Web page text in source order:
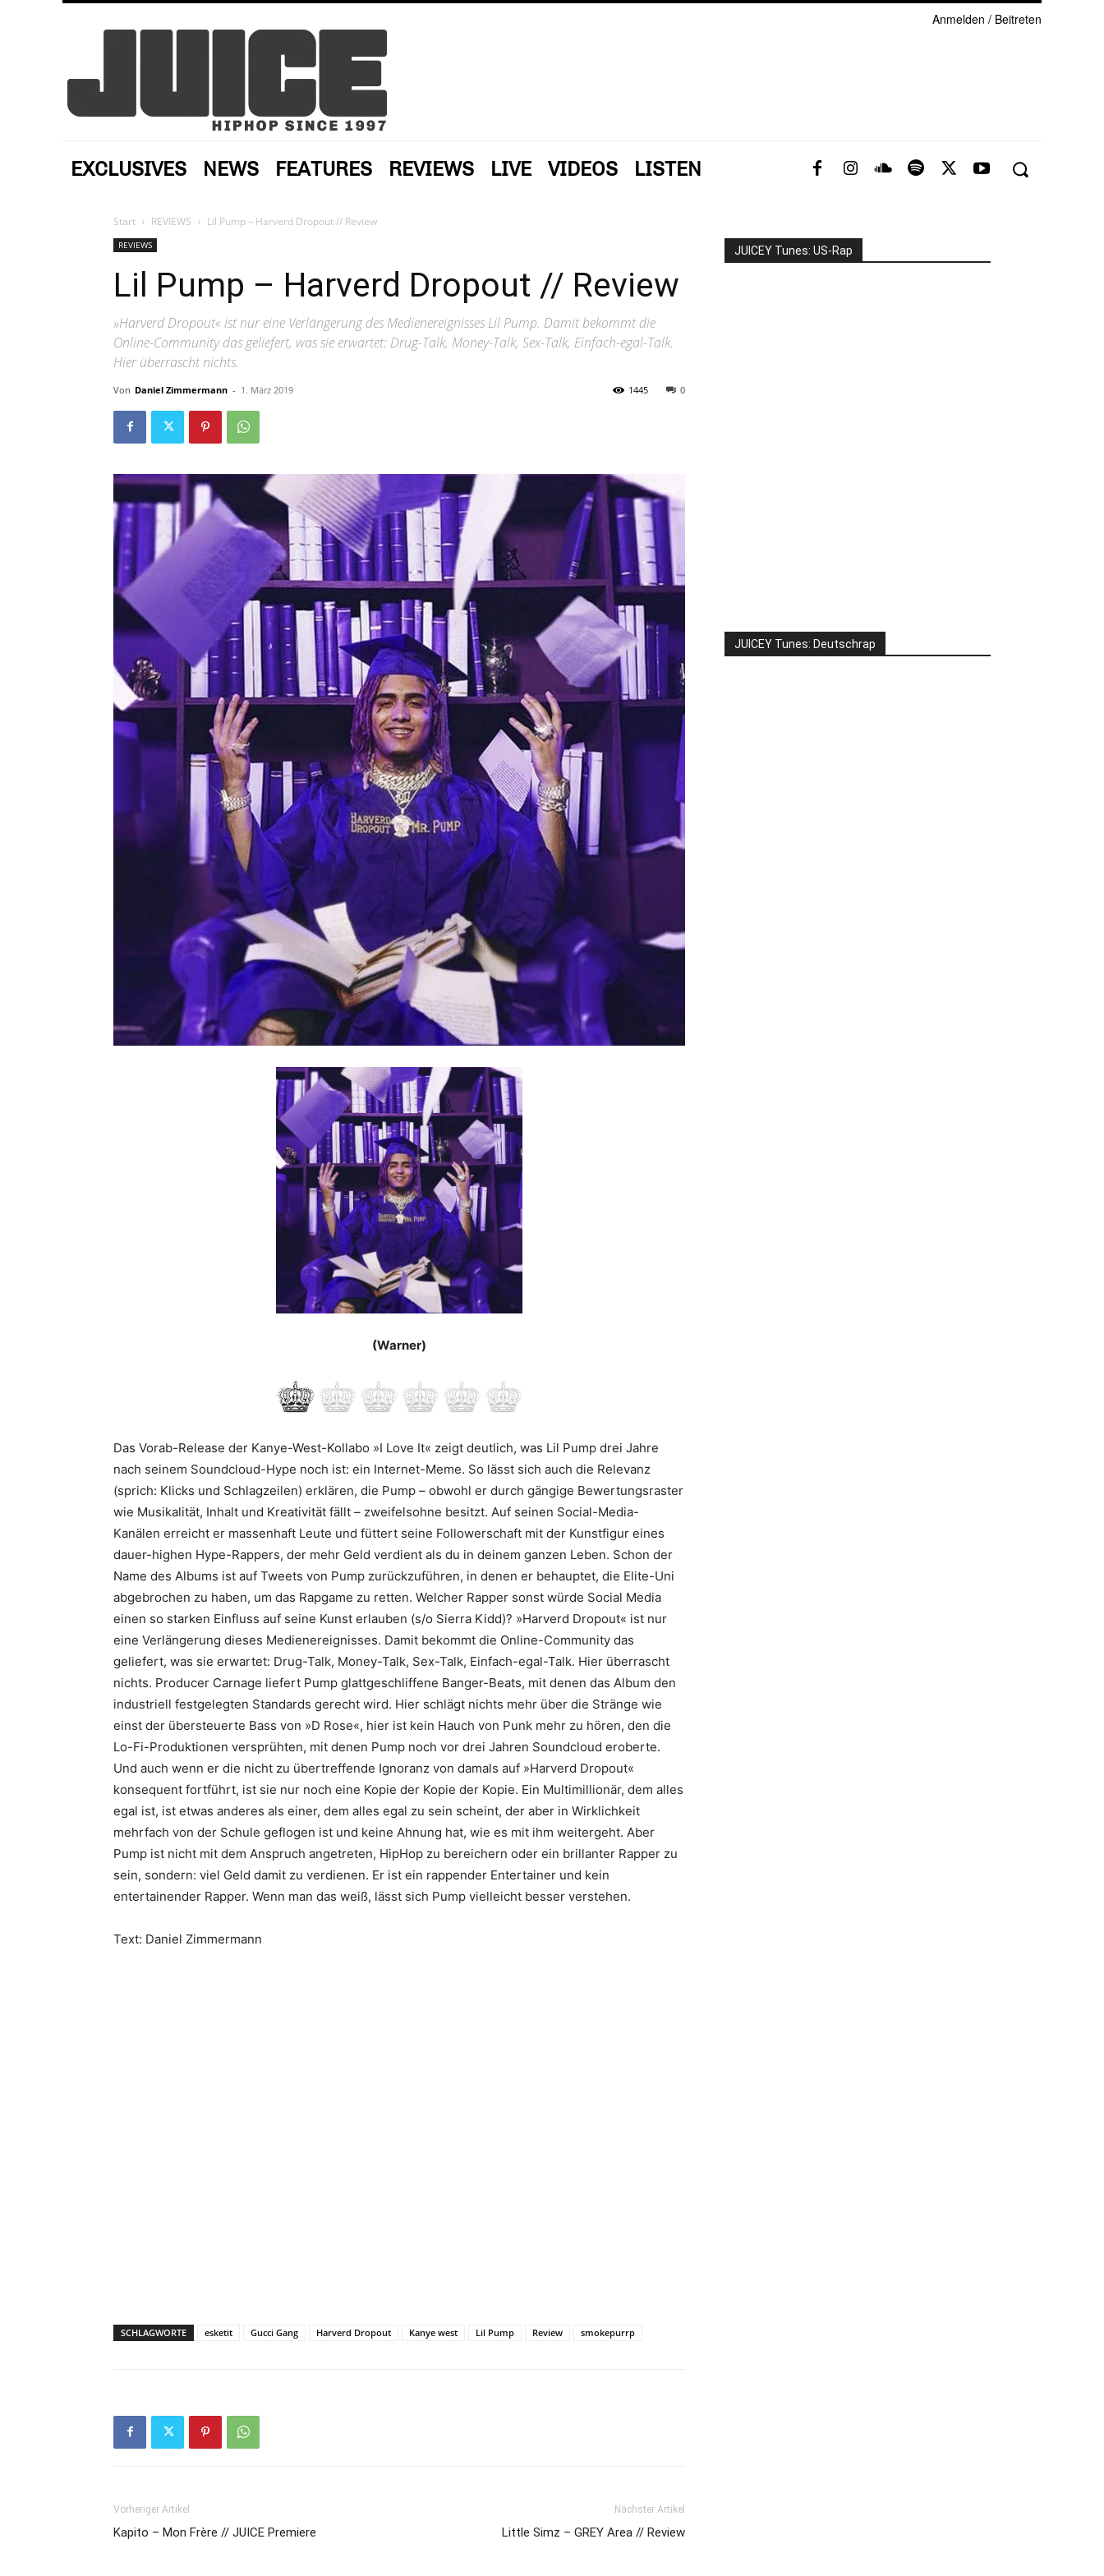
Anmelden / Beitreten
EXCLUSIVES NEWS FEATURES REVIEWS LIVE VIDEOS LISTEN
Start REVIEWS Lil Pump – Harverd Dropout // Review
REVIEWS
Lil Pump – Harverd Dropout // Review
»Harverd Dropout« ist nur eine Verlängerung des Medienereignisses Lil Pump. Damit bekommt die
Online-Community das geliefert, was sie erwartet: Drug-Talk, Money-Talk, Sex-Talk, Einfach-egal-Talk.
Hier überrascht nichts.
Von Daniel Zimmermann - 1. März 2019 0
1445
(Warner)
Das Vorab-Release der Kanye-West-Kollabo »I Love It« zeigt deutlich, was Lil Pump drei Jahre
nach seinem Soundcloud-Hype noch ist: ein Internet-Meme. So lässt sich auch die Relevanz
(sprich: Klicks und Schlagzeilen) erklären, die Pump – obwohl er durch gängige Bewertungsraster
wie Musikalität, Inhalt und Kreativität fällt – zweifelsohne besitzt. Auf seinen Social-­Media-
Kanälen erreicht er massenhaft Leute und füttert seine Followerschaft mit der Kunstfigur eines
dauer-highen Hype-Rappers, der mehr Geld verdient als du in deinem ganzen Leben. Schon der
Name des Albums ist auf Tweets von Pump zurückzuführen, in denen er behauptet, die Elite-Uni
abgebrochen zu haben, um das Rapgame zu retten. Welcher Rapper sonst würde Social Media
einen so starken Einfluss auf seine Kunst erlauben (s/o Sierra Kidd)? »Harverd Dropout« ist nur
eine Verlängerung dieses Medienereignisses. Damit bekommt die Online-Community das
geliefert, was sie erwartet: Drug-Talk, Money-Talk, Sex-Talk, Einfach-egal-Talk. Hier überrascht
nichts. Producer Carnage liefert Pump glattge­schliffene Banger-Beats, mit denen das Album den
industriell festgelegten Standards gerecht wird. Hier schlägt nichts mehr über die Stränge wie
einst der übersteuerte Bass von »D Rose«, hier ist kein Hauch von Punk mehr zu hören, den die
Lo-Fi-Produktionen versprühten, mit denen Pump noch vor drei Jahren Soundcloud eroberte.
Und auch wenn er die nicht zu übertreffende Ignoranz von damals auf »Harverd Dropout«
konsequent fortführt, ist sie nur noch eine Kopie der Kopie der Kopie. Ein Multimillionär, dem alles
egal ist, ist etwas anderes als einer, dem alles egal zu sein scheint, der aber in Wirklichkeit
mehrfach von der Schule geflogen ist und keine Ahnung hat, wie es mit ihm weitergeht. Aber
Pump ist nicht mit dem Anspruch angetreten, HipHop zu bereichern oder ein brillanter Rapper zu
sein, sondern: viel Geld damit zu verdienen. Er ist ein rappender Entertainer und kein
entertainender Rapper. Wenn man das weiß, lässt sich Pump vielleicht besser verstehen.
Text: Daniel Zimmermann
SCHLAGWORTE esketit Gucci Gang Harverd Dropout Kanye west Lil Pump Review smokepurrp
Vorheriger Artikel
Kapito – Mon Frère // JUICE Premiere
Nächster Artikel
Little Simz – GREY Area // Review
JUICEY Tunes: US-Rap
JUICEY Tunes: Deutschrap